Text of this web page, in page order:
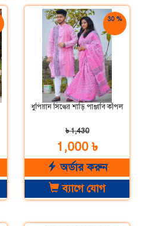
30 %
ধুপিয়ান সিল্কের শাড়ি পাঞ্জাবি কাঁপল
৳ 1,430
1,000 ৳
অর্ডার করুন
ব্যাগে যোগ